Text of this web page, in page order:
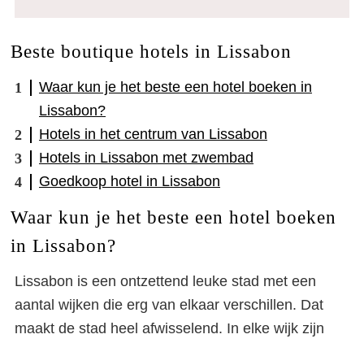
Beste boutique hotels in Lissabon
Waar kun je het beste een hotel boeken in
Lissabon?
Hotels in het centrum van Lissabon
Hotels in Lissabon met zwembad
Goedkoop hotel in Lissabon
Waar kun je het beste een hotel boeken
in Lissabon?
Lissabon is een ontzettend leuke stad met een
aantal wijken die erg van elkaar verschillen. Dat
maakt de stad heel afwisselend. In elke wijk zijn